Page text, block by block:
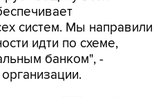
идти по схеме,
банком", -
назад, ВТБ пообещал